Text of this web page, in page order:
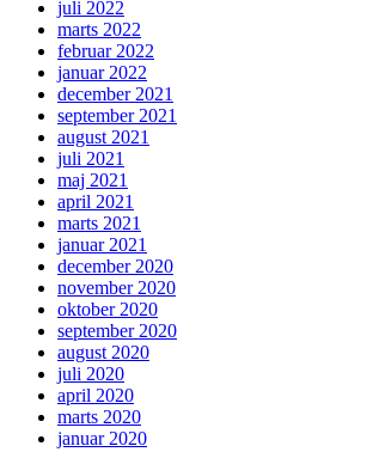
juli 2022
marts 2022
februar 2022
januar 2022
december 2021
september 2021
august 2021
juli 2021
maj 2021
april 2021
marts 2021
januar 2021
december 2020
november 2020
oktober 2020
september 2020
august 2020
juli 2020
april 2020
marts 2020
januar 2020